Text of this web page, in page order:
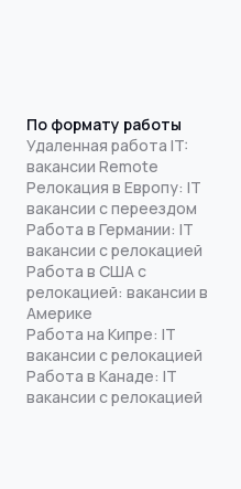
По формату работы
Удаленная работа IT:
вакансии Remote
Релокация в Европу: IT
вакансии с переездом
Работа в Германии: IT
вакансии с релокацией
Работа в США с
релокацией: вакансии в
Америке
Работа на Кипре: IT
вакансии с релокацией
Работа в Канаде: IT
вакансии с релокацией